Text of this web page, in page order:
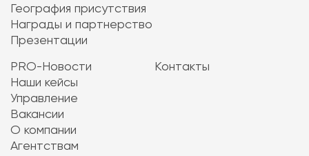
География присутствия
Награды и партнерство
Презентации
PRO-Новости
Наши кейсы
Управление
Вакансии
О компании
Агентствам
Контакты